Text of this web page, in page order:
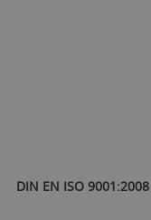
DIN EN ISO 9001:2008